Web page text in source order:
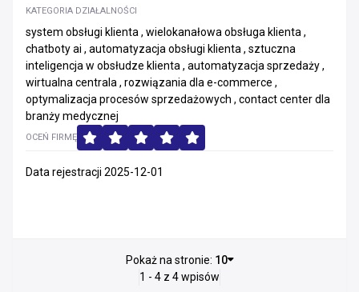
KATEGORIA DZIAŁALNOŚCI
system obsługi klienta , wielokanałowa obsługa klienta ,
chatboty ai , automatyzacja obsługi klienta , sztuczna
inteligencja w obsłudze klienta , automatyzacja sprzedaży ,
wirtualna centrala , rozwiązania dla e-commerce ,
optymalizacja procesów sprzedażowych , contact center dla
branży medycznej
OCEŃ FIRMĘ
Data rejestracji 2025-12-01
Pokaż na stronie: 10
1 - 4 z 4 wpisów